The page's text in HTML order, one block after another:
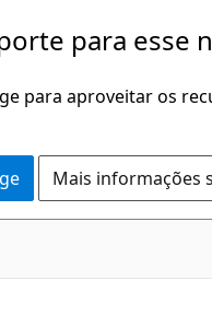
para esse
para aproveitar os
Mais informações